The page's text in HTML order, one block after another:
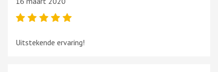
Uitstekende ervaring!